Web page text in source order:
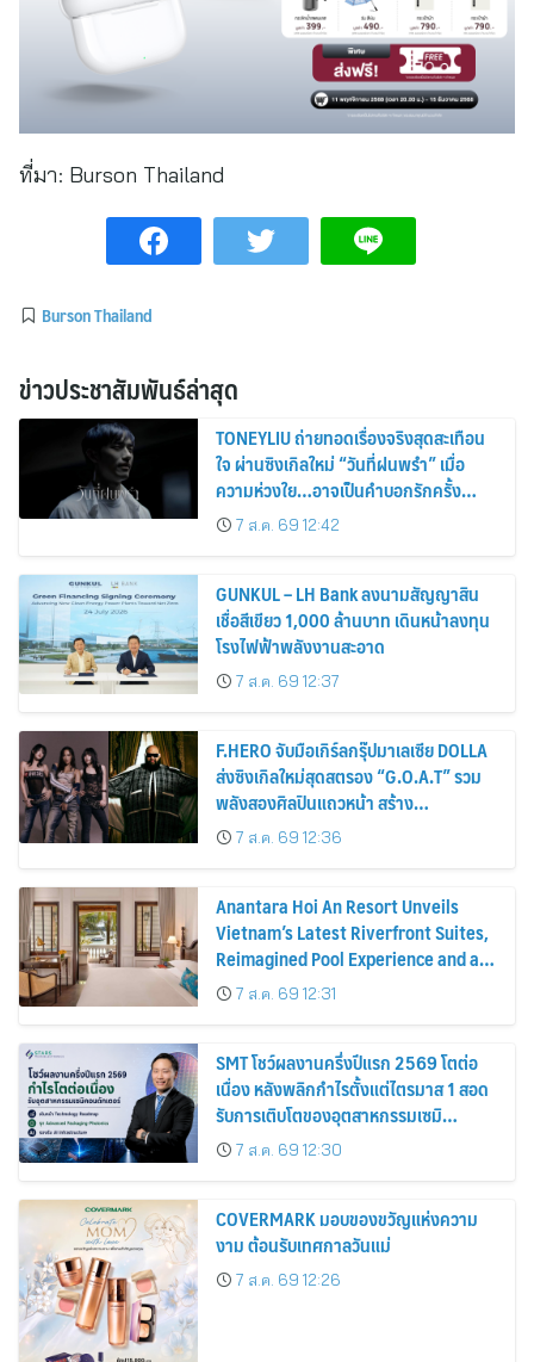
ที่มา: Burson Thailand
Burson Thailand
ข่าวประชาสัมพันธ์ล่าสุด
TONEYLIU ถ่ายทอดเรื่องจริงสุดสะเทือน
ใจ ผ่านซิงเกิลใหม่ “วันที่ฝนพรำ” เมื่อ
ความห่วงใย…อาจเป็นคำบอกรักครั้ง
สุดท้าย
7 ส.ค. 69 12:42
GUNKUL – LH Bank ลงนามสัญญาสิน
เชื่อสีเขียว 1,000 ล้านบาท เดินหน้าลงทุน
โรงไฟฟ้าพลังงานสะอาด
7 ส.ค. 69 12:37
F.HERO จับมือเกิร์ลกรุ๊ปมาเลเซีย DOLLA
ส่งซิงเกิลใหม่สุดสตรอง “G.O.A.T” รวม
พลังสองศิลปินแถวหน้า สร้าง
ปรากฏการณ์ใหม่แห่งวงการเพลงอาเซียน
7 ส.ค. 69 12:36
Anantara Hoi An Resort Unveils
Vietnam’s Latest Riverfront Suites,
Reimagined Pool Experience and a
Vibrant New Dining Destination
7 ส.ค. 69 12:31
SMT โชว์ผลงานครึ่งปีแรก 2569 โตต่อ
เนื่อง หลังพลิกกำไรตั้งแต่ไตรมาส 1 สอด
รับการเติบโตของอุตสาหกรรมเซมิ
คอนดักเตอร์
7 ส.ค. 69 12:30
COVERMARK มอบของขวัญแห่งความ
งาม ต้อนรับเทศกาลวันแม่
7 ส.ค. 69 12:26